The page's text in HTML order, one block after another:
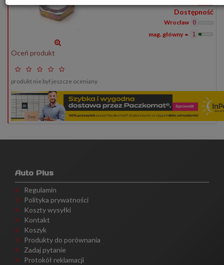
ilość
Dostępność
Wrocław 0
1
Oceń produkt
produkt nie był jeszcze oceniany
Auto Plus
Regulamin
Polityka prywatności
Koszty wysyłki
Kontakt
Koszyk
Produkty do porównania
Zadaj pytanie
Protokół reklamacji